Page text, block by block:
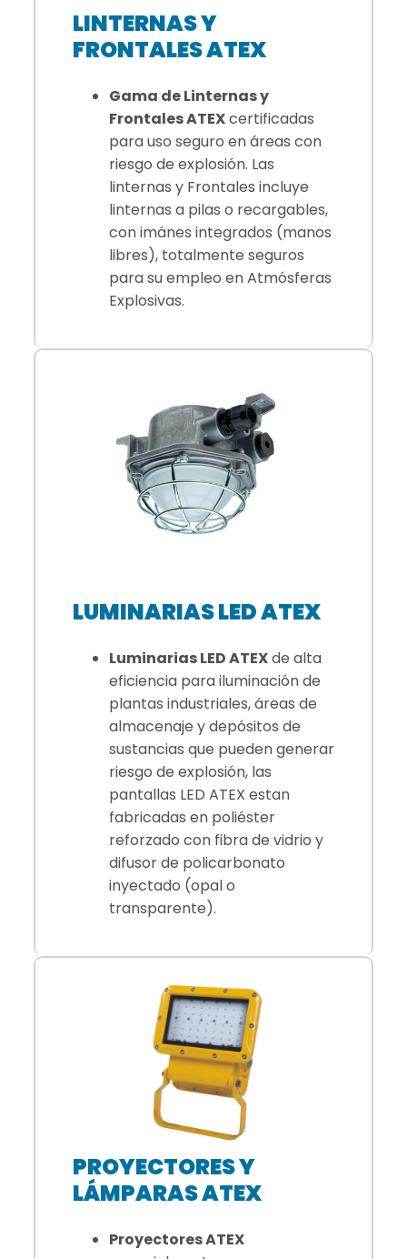
LINTERNAS Y
FRONTALES ATEX
Gama de Linternas y
Frontales ATEXcertificadas
para uso seguro en áreas con
riesgo de explosión. Las
linternas y Frontales incluye
linternas a pilas o recargables,
con imánes integrados (manos
libres), totalmente seguros
para su empleo en Atmósferas
Explosivas.
LUMINARIAS LED ATEX
Luminarias LED ATEXde alta
eficiencia para iluminación de
plantas industriales, áreas de
almacenaje y depósitos de
sustancias que pueden generar
riesgo de explosión, las
pantallas LED ATEX estan
fabricadas en poliéster
reforzado con fibra de vidrio y
difusor de policarbonato
inyectado (opal o
transparente).
PROYECTORES Y
LÁMPARAS ATEX
Proyectores ATEX